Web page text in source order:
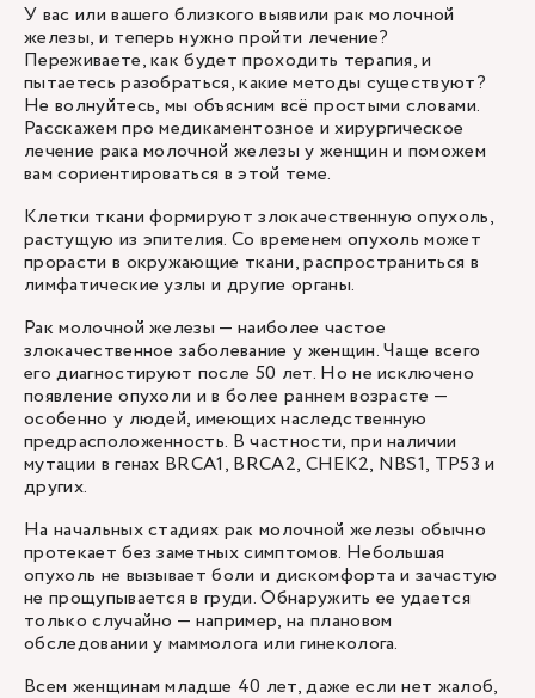
У вас или вашего близкого выявили рак молочной
железы, и теперь нужно пройти лечение?
Переживаете, как будет проходить терапия, и
пытаетесь разобраться, какие методы существуют?
Не волнуйтесь, мы объясним всё простыми словами.
Расскажем про медикаментозное и хирургическое
лечение рака молочной железы у женщин и поможем
вам сориентироваться в этой теме.
Клетки ткани формируют злокачественную опухоль,
растущую из эпителия. Со временем опухоль может
прорасти в окружающие ткани, распространиться в
лимфатические узлы и другие органы.
Рак молочной железы — наиболее частое
злокачественное заболевание у женщин. Чаще всего
его диагностируют после 50 лет. Но не исключено
появление опухоли и в более раннем возрасте —
особенно у людей, имеющих наследственную
предрасположенность. В частности, при наличии
мутации в генах BRCA1, BRCA2, CHEK2, NBS1, TP53 и
других.
На начальных стадиях рак молочной железы обычно
протекает без заметных симптомов. Небольшая
опухоль не вызывает боли и дискомфорта и зачастую
не прощупывается в груди. Обнаружить ее удается
только случайно — например, на плановом
обследовании у маммолога или гинеколога.
Всем женщинам младше 40 лет, даже если нет жалоб,